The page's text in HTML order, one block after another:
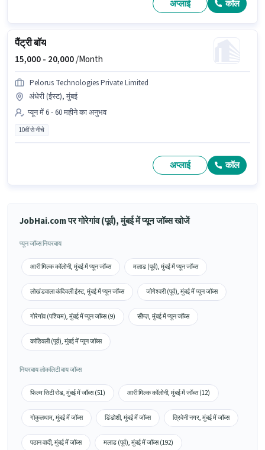
अप्लाई कॉल
पैंट्री बॉय
15,000 - 20,000/Month
Pelorus Technologies Private Limited
अंधेरी (ईस्ट), मुंबई
प्यून में 6 - 60 महीने का अनुभव
10वीं से नीचे
अप्लाई कॉल
JobHai.com पर गोरेगांव (पूर्व), मुंबई में प्यून जॉब्स खोजें
प्यून जॉब्स नियरबाय
आरी मिल्क कॉलोनी, मुंबई में प्यून जॉब्स मलाड (पूर्व), मुंबई में प्यून जॉब्स
लोखंडवाला कंदिवली ईस्ट, मुंबई में प्यून जॉब्स जोगेश्वरी (पूर्व), मुंबई में प्यून जॉब्स
गोरेगांव (पश्चिम), मुंबई में प्यून जॉब्स (9) सीप्ज़, मुंबई में प्यून जॉब्स
कांडिवली (पूर्व), मुंबई में प्यून जॉब्स
नियरबाय लोकलिटी बाय जॉब्स
फिल्म सिटी रोड, मुंबई में जॉब्स (51) आरी मिल्क कॉलोनी, मुंबई में जॉब्स (12)
गोकुलधाम, मुंबई में जॉब्स डिंडोशी, मुंबई में जॉब्स त्रिवेनी नगर, मुंबई में जॉब्स
पठान वादी, मुंबई में जॉब्स मलाड (पूर्व), मुंबई में जॉब्स (192)